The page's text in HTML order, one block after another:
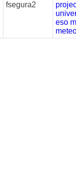
fsegura2
eso